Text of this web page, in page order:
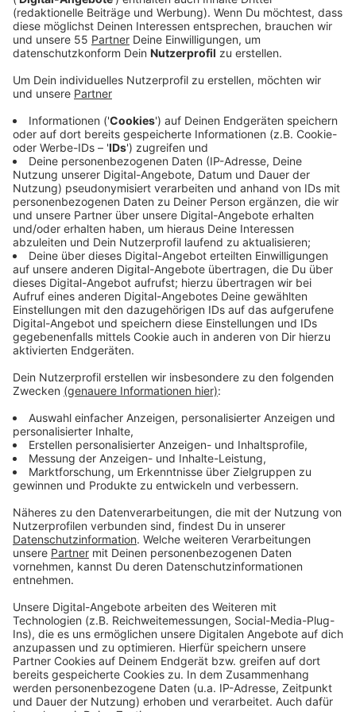
Anzeige
Der barrierefreie Ausbau von Bushaltestellen in
Krefeld geht 2025 weiter. Insgesamt 45 Haltestellen
werden umgebaut, darunter am Amts- und
Landesgericht, am Hülser Markt und am Campus
Fichtenhain. Die Kosten belaufen sich auf fast 3
Millionen Euro, wovon knapp 2 Millionen Euro durch
Fördergelder gedeckt werden. Nach Abschluss dieses
Projekts sind weitere 20 Haltekanten für 2026
geplant. Viele Haltestellen in Krefeld sind bereits
teilweise oder vollständig barrierefrei.
Anzeige
Fördergelder und Kosten
Der Umbau der Bushaltestellen in Krefeld ist ein
bedeutendes Projekt, das fast 3 Millionen Euro kosten
wird. Dank Fördergeldern in Höhe von knapp 2 Millionen
Euro kann die Stadt einen Großteil der Kosten decken.
Diese Investition ist ein wichtiger Schritt zur
Verbesserung der Barrierefreiheit im öffentlichen
Nahverkehr.
Anzeige
Anzeige